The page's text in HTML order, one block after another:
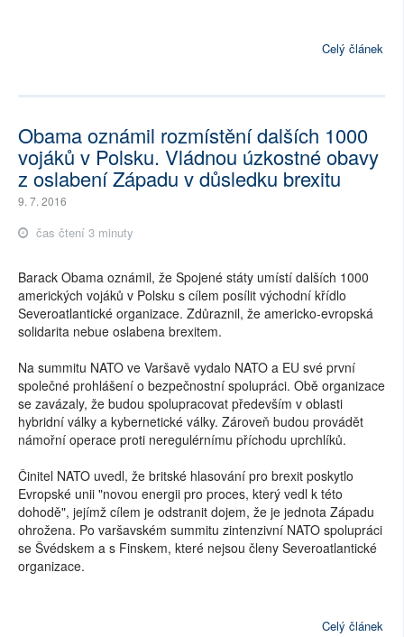
Celý článek
Obama oznámil rozmístění dalších 1000
vojáků v Polsku. Vládnou úzkostné obavy
z oslabení Západu v důsledku brexitu
9. 7. 2016
čas čtení 3 minuty
Barack Obama oznámil, že Spojené státy umístí dalších 1000
amerických vojáků v Polsku s cílem posílit východní křídlo
Severoatlantické organizace. Zdůraznil, že americko-evropská
solidarita nebue oslabena brexitem.
Na summitu NATO ve Varšavě vydalo NATO a EU své první
společné prohlášení o bezpečnostní spolupráci. Obě organizace
se zavázaly, že budou spolupracovat především v oblasti
hybridní války a kybernetické války. Zároveň budou provádět
námořní operace proti neregulérnímu příchodu uprchlíků.
Činitel NATO uvedl, že britské hlasování pro brexit poskytlo
Evropské unii "novou energii pro proces, který vedl k této
dohodě", jejímž cílem je odstranit dojem, že je jednota Západu
ohrožena. Po varšavském summitu zintenzivní NATO spolupráci
se Švédskem a s Finskem, které nejsou členy Severoatlantické
organizace.
Celý článek